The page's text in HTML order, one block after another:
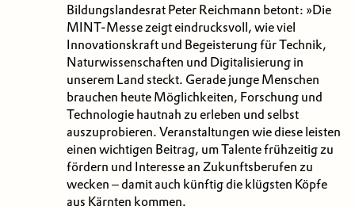
Bildungslandesrat Peter Reichmann betont: »Die
MINT-Messe zeigt eindrucksvoll, wie viel
Innovationskraft und Begeisterung für Technik,
Naturwissenschaften und Digitalisierung in
unserem Land steckt. Gerade junge Menschen
brauchen heute Möglichkeiten, Forschung und
Technologie hautnah zu erleben und selbst
auszuprobieren. Veranstaltungen wie diese leisten
einen wichtigen Beitrag, um Talente frühzeitig zu
fördern und Interesse an Zukunftsberufen zu
wecken – damit auch künftig die klügsten Köpfe
aus Kärnten kommen.